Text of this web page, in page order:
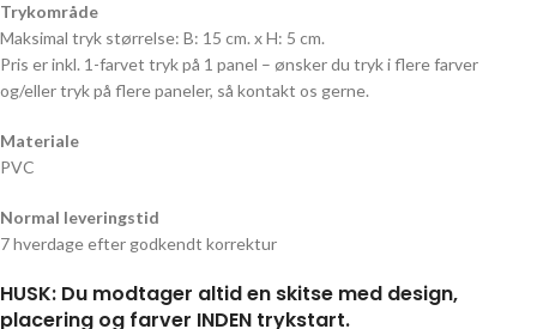
Trykområde
Maksimal tryk størrelse: B: 15 cm. x H: 5 cm.
Pris er inkl. 1-farvet tryk på 1 panel – ønsker du tryk i flere farver
og/eller tryk på flere paneler, så kontakt os gerne.
Materiale
PVC
Normal leveringstid
7 hverdage efter godkendt korrektur
HUSK: Du modtager altid en skitse med design,
placering og farver INDEN trykstart.